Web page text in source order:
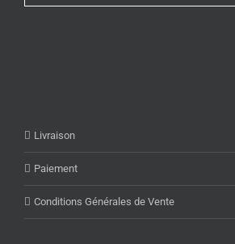
Livraison
Paiement
Conditions Générales de Vente